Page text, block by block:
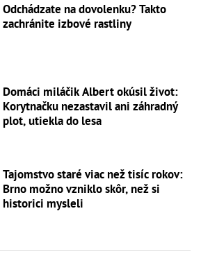
Odchádzate na dovolenku? Takto
zachránite izbové rastliny
Domáci miláčik Albert okúsil život:
Korytnačku nezastavil ani záhradný
plot, utiekla do lesa
Tajomstvo staré viac než tisíc rokov:
Brno možno vzniklo skôr, než si
historici mysleli